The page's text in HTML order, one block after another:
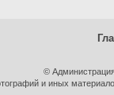
©
и иных